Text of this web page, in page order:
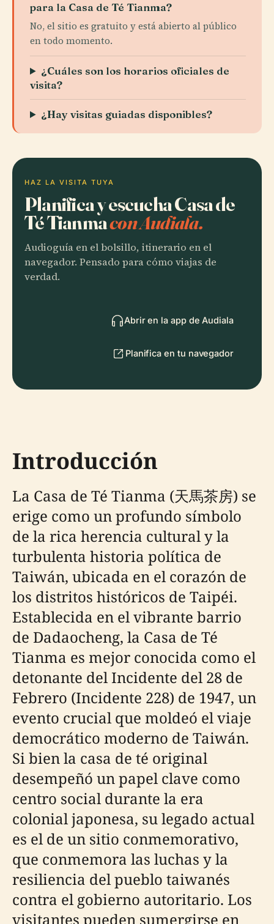
para la Casa de Té Tianma?
No, el sitio es gratuito y está abierto al público
en todo momento.
¿Cuáles son los horarios oficiales de
visita?
¿Hay visitas guiadas disponibles?
HAZ LA VISITA TUYA
Planifica y escucha Casa de
Té Tianmacon Audiala.
Audioguía en el bolsillo, itinerario en el
navegador. Pensado para cómo viajas de
verdad.
Abrir en la app de Audiala
Planifica en tu navegador
Introducción
La Casa de Té Tianma (天馬茶房) se
erige como un profundo símbolo
de la rica herencia cultural y la
turbulenta historia política de
Taiwán, ubicada en el corazón de
los distritos históricos de Taipéi.
Establecida en el vibrante barrio
de Dadaocheng, la Casa de Té
Tianma es mejor conocida como el
detonante del Incidente del 28 de
Febrero (Incidente 228) de 1947, un
evento crucial que moldeó el viaje
democrático moderno de Taiwán.
Si bien la casa de té original
desempeñó un papel clave como
centro social durante la era
colonial japonesa, su legado actual
es el de un sitio conmemorativo,
que conmemora las luchas y la
resiliencia del pueblo taiwanés
contra el gobierno autoritario. Los
visitantes pueden sumergirse en